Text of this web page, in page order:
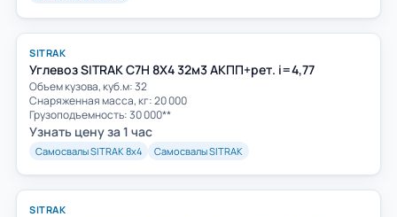
SITRAK
Углевоз SITRAK C7H 8Х4 32м3 АКПП+рет. i=4,77
Объем кузова, куб.м: 32
Cнаряженная масса, кг: 20 000
Грузоподъемность: 30 000**
Узнать цену за 1 час
Самосвалы SITRAK 8х4 Самосвалы SITRAK
SITRAK